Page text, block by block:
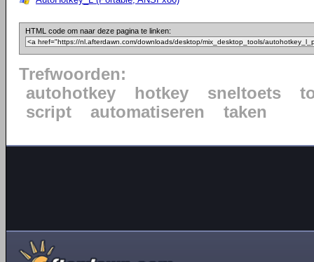
HTML code om naar deze pagina te linken:
Trefwoorden:
autohotkey
hotkey sneltoets
script
automatiseren taken